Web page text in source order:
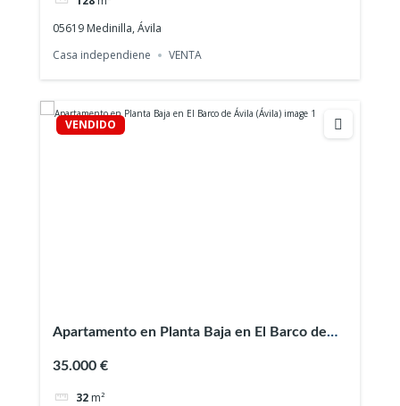
05619 Medinilla, Ávila
Casa independiene
VENTA
VENDIDO
Apartamento en Planta Baja en El Barco de
35.000 €
32 m²